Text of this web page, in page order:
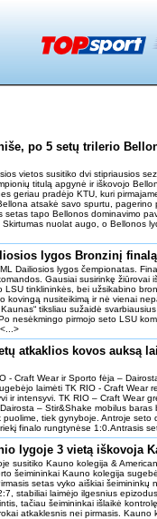
po 5 setų trilerio
vietos susitiko dvi stipriausios
titulą apgynė ir iškovojo
geriau pradėjo KTU, kuri
atsakė savo spurtu, pagerino
tapo Bellonos dominavimo
nuolat augo, o Bellonos
lygos Bronzinį
Dailiosios lygos čempionatas.
Gausiai susirinkę žiūrovai
LSU tinklininkės, bei užsikabino
kovingą nusiteikimą ir nė vienai
tiksliau sužaidė
nesėkmingo pirmojo seto LSU
atkaklios kovos auksą
- Craft Wear ir Sporto fėja ‒
laimėti TK RIO - Craft Wear
ir intensyvi. TK RIO – Craft Wear
– Stir&Shake mobilus baras
tiek gynyboje. Antroje
finalo rungtynėse 1:0.Antrasis
lygoje 3 vietą iškovoja
susitiko Kauno kolegija &
šeimininkai Kauno kolegija
setas vyko aiškiai šeimininkų
stabiliai laimėjo ilgesnius
tačiau šeimininkai išlaikė
atkaklesnis nei pirmasis. Kauno